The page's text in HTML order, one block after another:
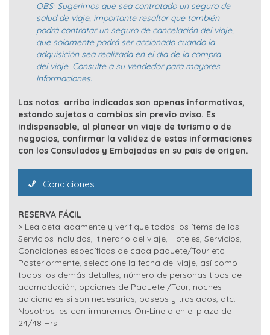
OBS: Sugerimos que sea contratado un seguro de
salud de viaje, importante resaltar que también
podrá contratar un seguro de cancelación del viaje,
que solamente podrá ser accionado cuando la
adquisición sea realizada en el dia de la compra
del viaje. Consulte a su vendedor para mayores
informaciones.
Las notas arriba indicadas son apenas informativas,
estando sujetas a cambios sin previo aviso. Es
indispensable, al planear un viaje de turismo o de
negocios, confirmar la validez de estas informaciones
con los Consulados y Embajadas en su pais de origen.
Condiciones
RESERVA FÁCIL
> Lea detalladamente y verifique todos los ítems de los
Servicios incluidos, Itinerario del viaje, Hoteles, Servicios,
Condiciones específicas de cada paquete/Tour etc.
Posteriormente, seleccione la fecha del viaje, así como
todos los demás detalles, número de personas tipos de
acomodación, opciones de Paquete /Tour, noches
adicionales si son necesarias, paseos y traslados, atc.
Nosotros les confirmaremos On-Line o en el plazo de
24/48 Hrs.